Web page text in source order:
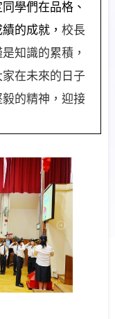
學們在品格、
的成就，校長
知識的累積，
在未來的日子
的精神，迎接